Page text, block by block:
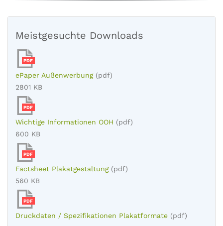
Meistgesuchte Downloads
PDF
ePaper Außenwerbung (pdf)
2801 KB
PDF
Wichtige Informationen OOH (pdf)
600 KB
PDF
Factsheet Plakatgestaltung (pdf)
560 KB
PDF
Druckdaten / Spezifikationen Plakatformate (pdf)